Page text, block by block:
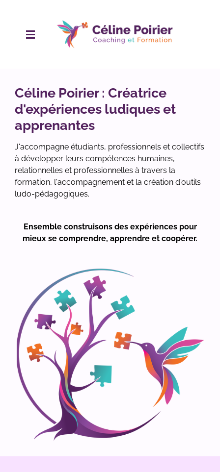
contenu
Céline Poirier : Créatrice
d'expériences ludiques et
apprenantes
J'accompagne étudiants, professionnels et collectifs
à développer leurs compétences humaines,
relationnelles et professionnelles à travers la
formation, l'accompagnement et la création d'outils
ludo-pédagogiques.
Ensemble construisons des expériences pour
mieux se comprendre, apprendre et coopérer.